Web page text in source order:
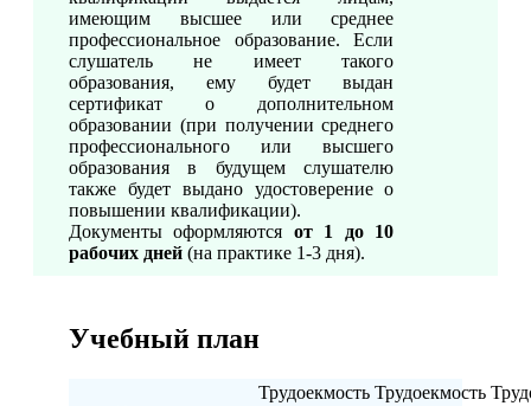
имеющим высшее или среднее
профессиональное образование. Если
слушатель не имеет такого
образования, ему будет выдан
сертификат о дополнительном
образовании (при получении среднего
профессионального или высшего
образования в будущем слушателю
также будет выдано удостоверение о
повышении квалификации).
Документы оформляются от 1 до 10
рабочих дней (на практике 1-3 дня).
Учебный план
Трудоекмость Трудоекмость